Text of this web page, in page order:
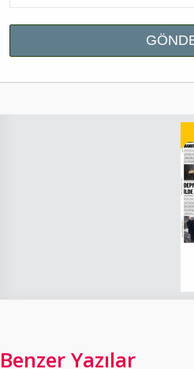
Benzer Yazılar